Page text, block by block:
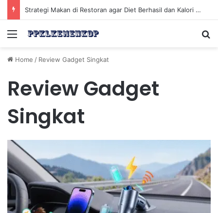
Strategi Makan di Restoran agar Diet Berhasil dan Kalori Tetap Terkontrol
Menu
Home / Review Gadget Singkat
Review Gadget
Singkat